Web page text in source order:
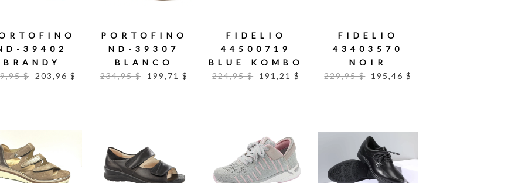
39402
BRANDY
$
203,96 $
PORTOFINO
ND-39307
BLANCO
234,95 $
199,71 $
FIDELIO
44500719
BLUE KOMBO
224,95 $
191,21 $
FIDELIO
43403570
NOIR
229,95 $
195,46 $